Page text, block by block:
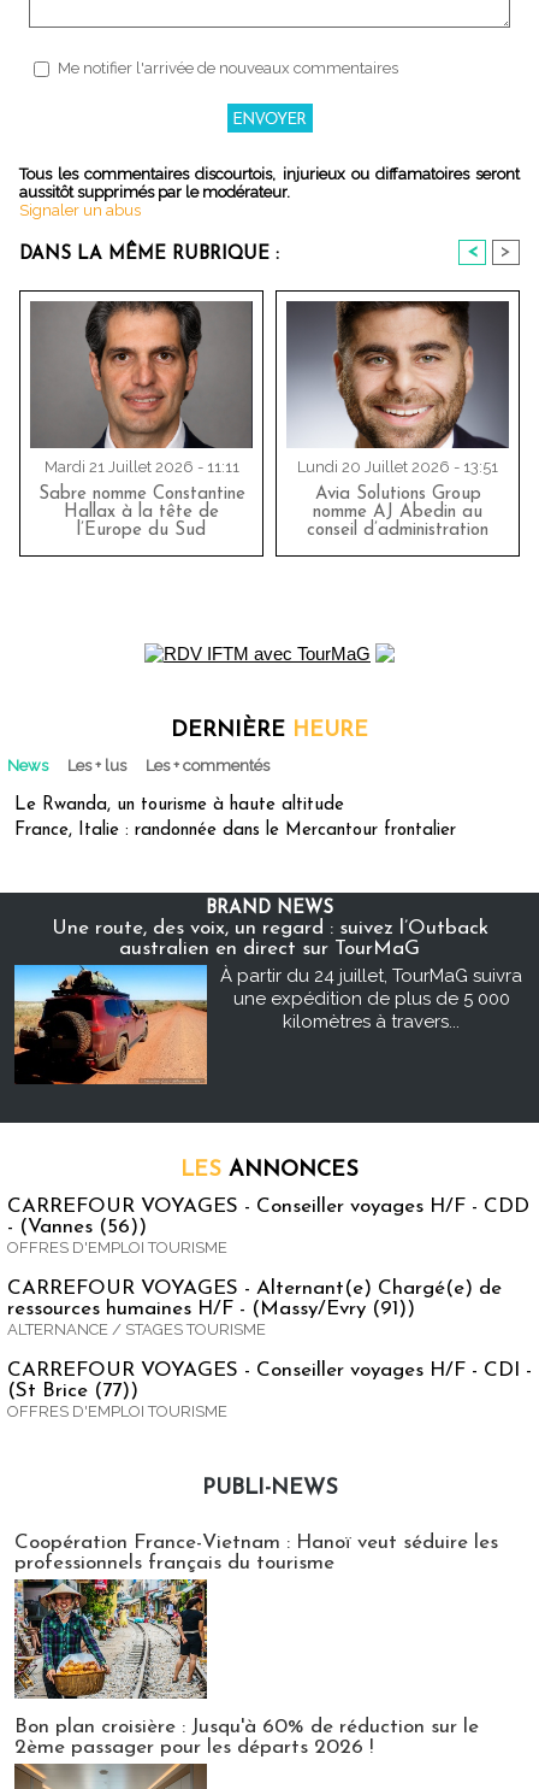
Me notifier l'arrivée de nouveaux commentaires
Tous les commentaires discourtois, injurieux ou diffamatoires seront
aussitôt supprimés par le modérateur.
Signaler un abus
DANS LA MÊME RUBRIQUE : < >
Mardi 21 Juillet 2026 - 11:11
Sabre nomme Constantine
Hallax à la tête de
l’Europe du Sud
Lundi 20 Juillet 2026 - 13:51
Avia Solutions Group
nomme AJ Abedin au
conseil d’administration
DERNIÈRE HEURE
News Les + lus Les + commentés
Le Rwanda, un tourisme à haute altitude
France, Italie : randonnée dans le Mercantour frontalier
BRAND NEWS
Une route, des voix, un regard : suivez l’Outback
australien en direct sur TourMaG
À partir du 24 juillet, TourMaG suivra
une expédition de plus de 5 000
kilomètres à travers...
LES ANNONCES
CARREFOUR VOYAGES - Conseiller voyages H/F - CDD
- (Vannes (56))
OFFRES D'EMPLOI TOURISME
CARREFOUR VOYAGES - Alternant(e) Chargé(e) de
ressources humaines H/F - (Massy/Evry (91))
ALTERNANCE / STAGES TOURISME
CARREFOUR VOYAGES - Conseiller voyages H/F - CDI -
(St Brice (77))
OFFRES D'EMPLOI TOURISME
PUBLI-NEWS
Coopération France-Vietnam : Hanoï veut séduire les
professionnels français du tourisme
Bon plan croisière : Jusqu'à 60% de réduction sur le
2ème passager pour les départs 2026 !